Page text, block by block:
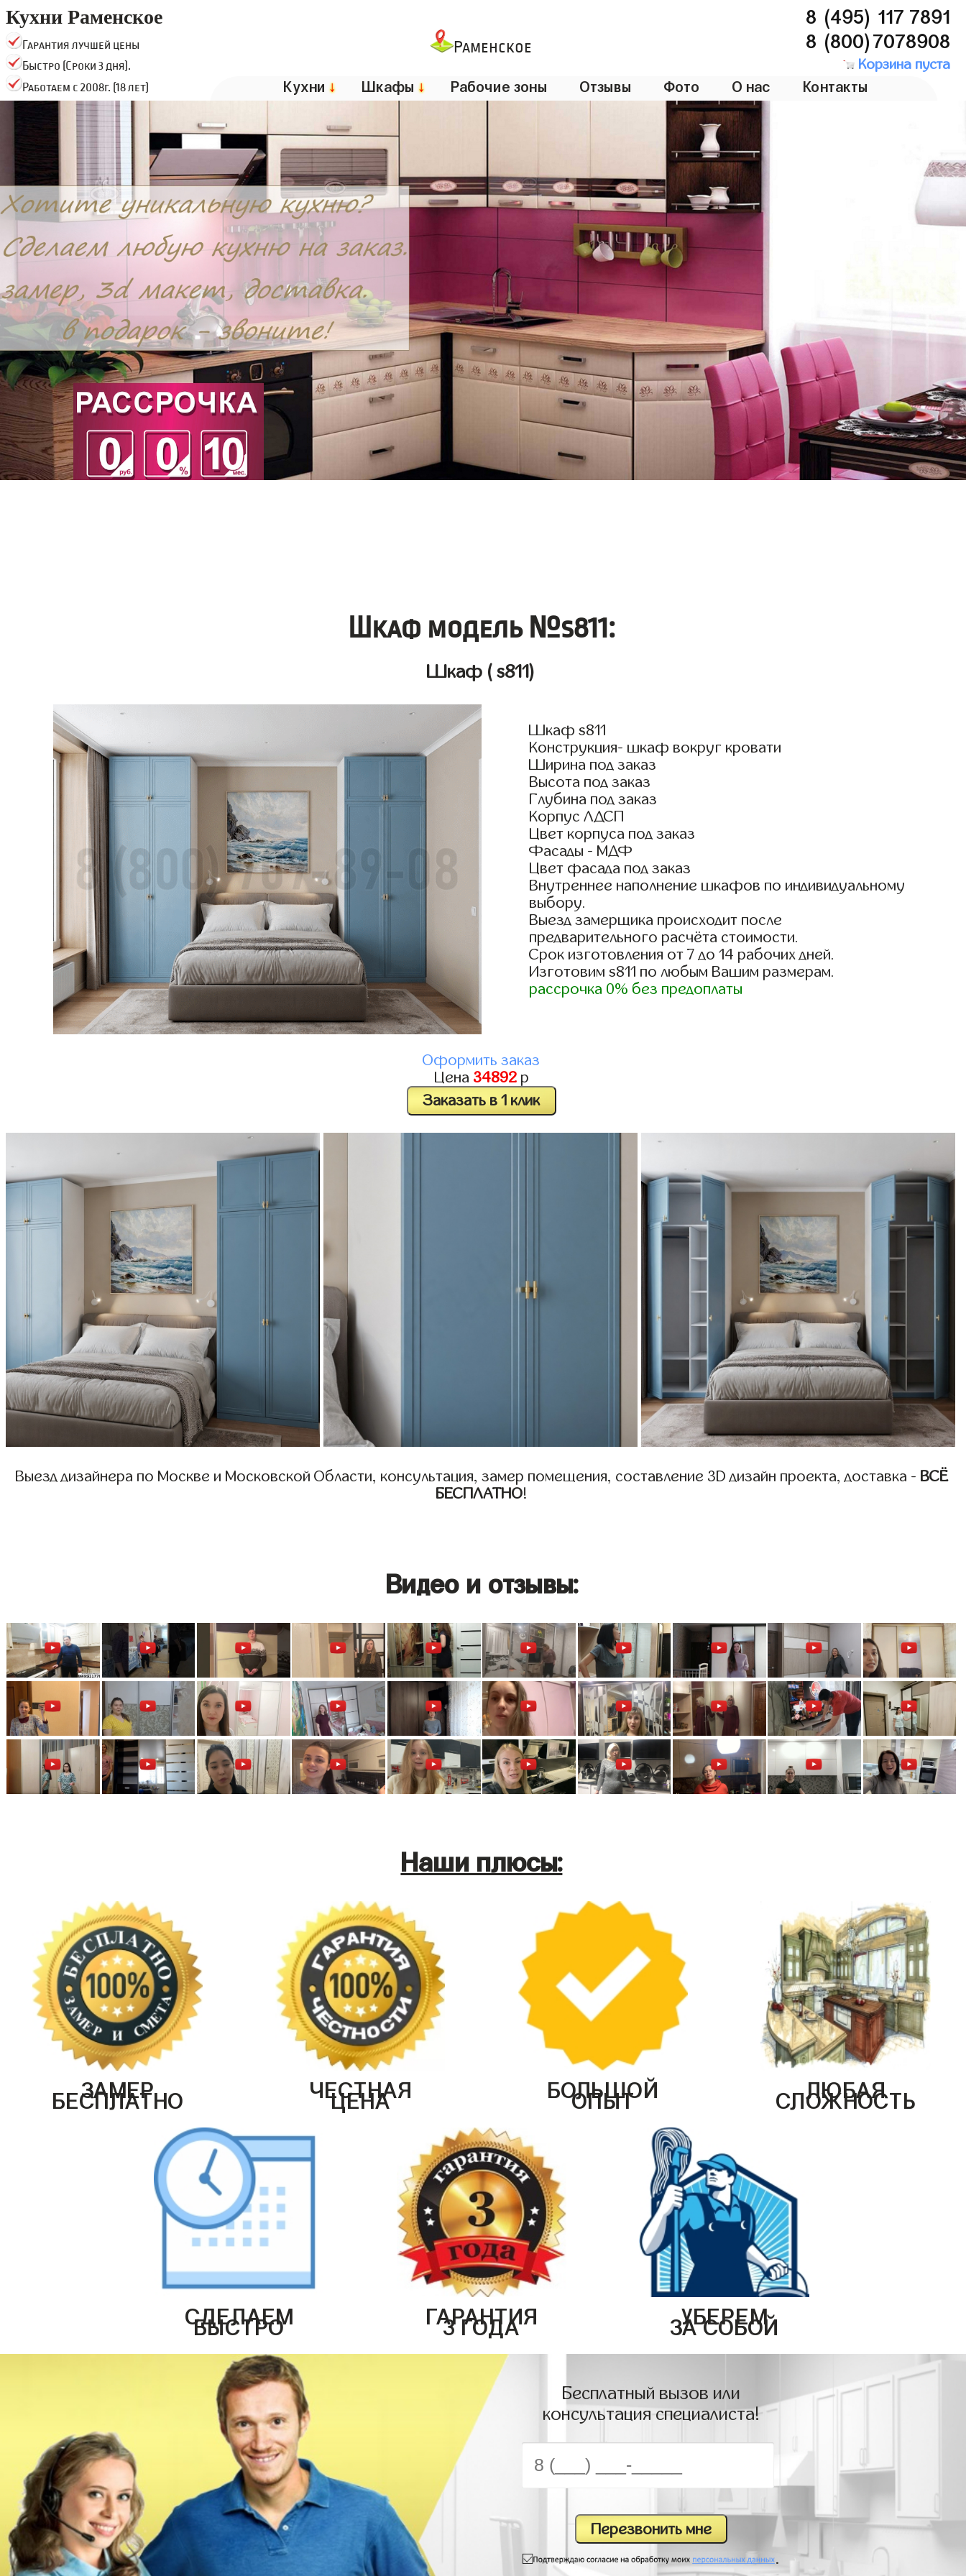
Кухни Раменское
Гарантия лучшей цены
Быстро (Сроки 3 дня).
Работаем с 2008г. (18 лет)
Раменское
8 (495) 117 7891
8 (800)7078908
Корзина пуста
Кухни ↓ Шкафы ↓ Рабочие зоны Отзывы Фото О нас Контакты
Шкаф модель №s811:
Шкаф ( s811)
Шкаф s811
Конструкция- шкаф вокруг кровати
Ширина под заказ
Высота под заказ
Глубина под заказ
Корпус ЛДСП
Цвет корпуса под заказ
Фасады - МДФ
Цвет фасада под заказ
Внутреннее наполнение шкафов по индивидуальному
выбору.
Выезд замерщика происходит после
предварительного расчёта стоимости.
Срок изготовления от 7 до 14 рабочих дней.
Изготовим s811 по любым Вашим размерам.
рассрочка 0% без предоплаты
Оформить заказ
Цена 34892р
Заказать в 1 клик
Выезд дизайнера по Москве и Московской Области, консультация, замер помещения, составление 3D дизайн проекта, доставка - ВСЁ
БЕСПЛАТНО!
Видео и отзывы:
Наши плюсы:
ЗАМЕР
БЕСПЛАТНО ЧЕСТНАЯ
ЦЕНА БОЛЬШОЙ
ОПЫТ ЛЮБАЯ
СЛОЖНОСТЬ
СДЕЛАЕМ
БЫСТРО ГАРАНТИЯ
3 ГОДА УБЕРЕМ
ЗА СОБОЙ
Бесплатный вызов или
консультация специалиста!
.